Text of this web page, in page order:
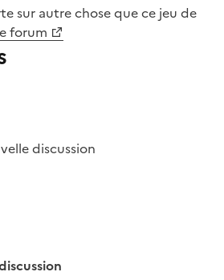
sur autre chose quece jeu de
forum
discussion